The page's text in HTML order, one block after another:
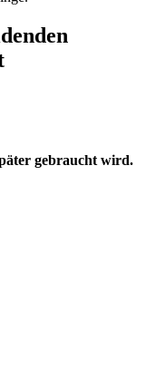
gebraucht wird.